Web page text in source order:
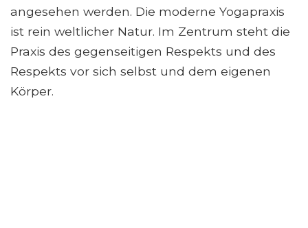
angesehen werden. Die moderne Yogapraxis
ist rein weltlicher Natur. Im Zentrum steht die
Praxis des gegenseitigen Respekts und des
Respekts vor sich selbst und dem eigenen
Körper.